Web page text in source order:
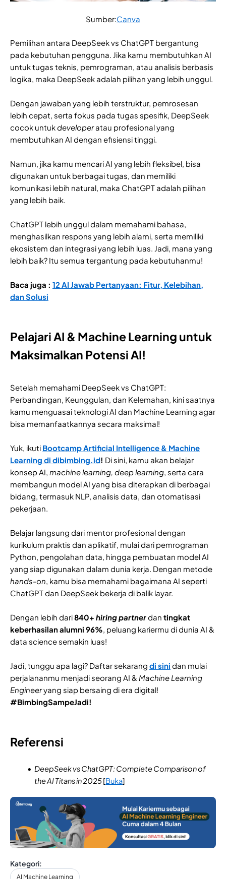
Sumber:Canva
Pemilihan antara DeepSeek vs ChatGPT bergantung
pada kebutuhan pengguna. Jika kamu membutuhkan AI
untuk tugas teknis, pemrograman, atau analisis berbasis
logika, maka DeepSeek adalah pilihan yang lebih unggul.
Dengan jawaban yang lebih terstruktur, pemrosesan
lebih cepat, serta fokus pada tugas spesifik, DeepSeek
cocok untukdeveloperatau profesional yang
membutuhkan AI dengan efisiensi tinggi.
Namun, jika kamu mencari AI yang lebih fleksibel, bisa
digunakan untuk berbagai tugas, dan memiliki
komunikasi lebih natural, maka ChatGPT adalah pilihan
yang lebih baik.
ChatGPT lebih unggul dalam memahami bahasa,
menghasilkan respons yang lebih alami, serta memiliki
ekosistem dan integrasi yang lebih luas. Jadi, mana yang
lebih baik? Itu semua tergantung pada kebutuhanmu!
Baca juga : 12 AI Jawab Pertanyaan: Fitur, Kelebihan,
dan Solusi
Pelajari AI & Machine Learning untuk
Maksimalkan Potensi AI!
Setelah memahami DeepSeek vs ChatGPT:
Perbandingan, Keunggulan, dan Kelemahan, kini saatnya
kamu menguasai teknologi AI dan Machine Learning agar
bisa memanfaatkannya secara maksimal!
Yuk, ikuti Bootcamp Artificial Intelligence & Machine
Learning di dibimbing.id! Di sini, kamu akan belajar
konsep AI, machine learning, deep learning, serta cara
membangun model AI yang bisa diterapkan di berbagai
bidang, termasuk NLP, analisis data, dan otomatisasi
pekerjaan.
Belajar langsung dari mentor profesional dengan
kurikulum praktis dan aplikatif, mulai dari pemrograman
Python, pengolahan data, hingga pembuatan model AI
yang siap digunakan dalam dunia kerja. Dengan metode
hands-on, kamu bisa memahami bagaimana AI seperti
ChatGPT dan DeepSeek bekerja di balik layar.
Dengan lebih dari840+ hiring partnerdan tingkat
keberhasilan alumni 96%, peluang kariermu di dunia AI &
data science semakin luas!
Jadi, tunggu apa lagi? Daftar sekarang di sini dan mulai
perjalananmu menjadi seorang AI & Machine Learning
Engineeryang siap bersaing di era digital!
#BimbingSampeJadi!
Referensi
DeepSeek vs ChatGPT: Complete Comparison of
the AI Titans in 2025[Buka]
Kategori:
AI Machine Learning